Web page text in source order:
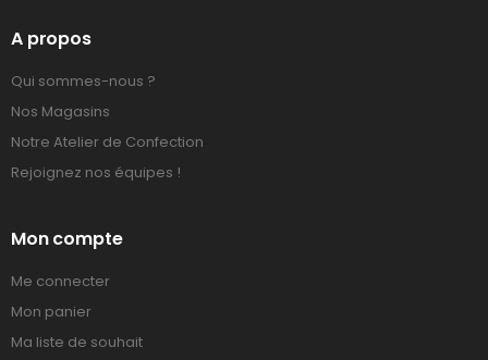
A propos
Qui sommes-nous ?
Nos Magasins
Notre Atelier de Confection
Rejoignez nos équipes !
Mon compte
Me connecter
Mon panier
Ma liste de souhait